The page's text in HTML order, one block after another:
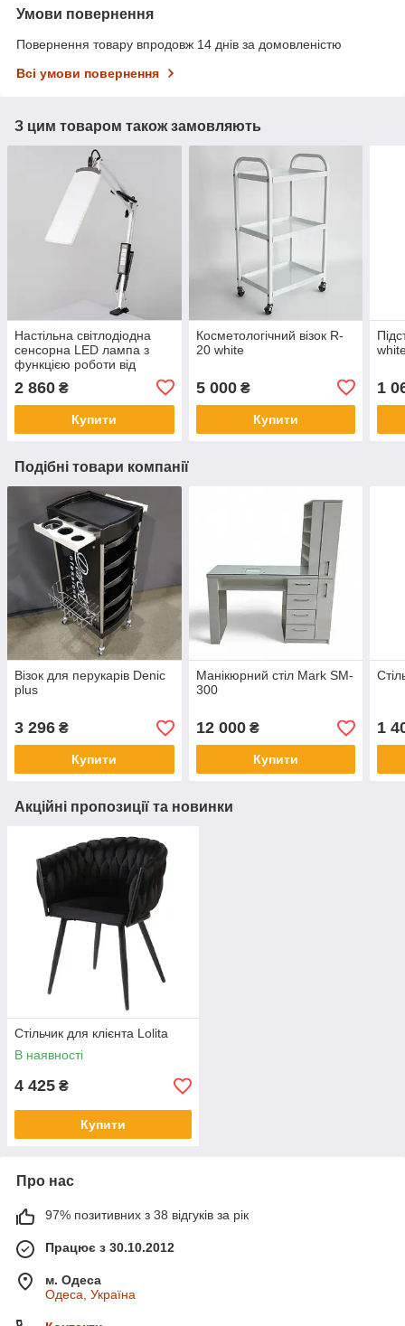
Умови повернення
Повернення товару впродовж 14 днів за домовленістю
Всі умови повернення
З цим товаром також замовляють
Настільна світлодіодна
сенсорна LED лампа з
функцією роботи від
регулюванням світла X-
LED-20 SW
2 860 ₴
Купити
Косметологічний візок R-
20 white
5 000₴
Купити
1
Подібні товари компанії
Візок для перукарів Denic
plus
3 296 ₴
Купити
Манікюрний стіл Mark SM-
300
12 000₴
Купити
1
Акційні пропозиції та новинки
Стільчик для клієнта Lolita
В наявності
4 425 ₴
Купити
Про нас
97% позитивних з 38 відгуків за рік
Працює з 30.10.2012
м. Одеса
Одеса, Україна